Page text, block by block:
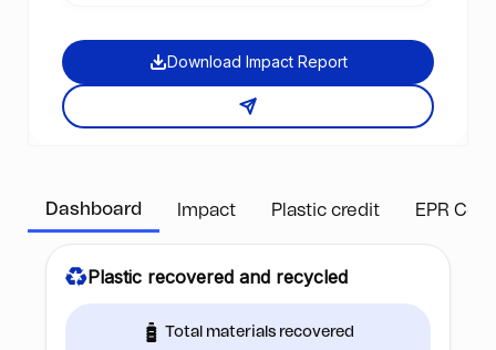
Download Impact Report
Dashboard Impact Plastic credit EPR
Plastic recovered and recycled
Total materials recovered